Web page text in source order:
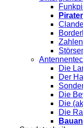
Die
Der
Die
Die
Die